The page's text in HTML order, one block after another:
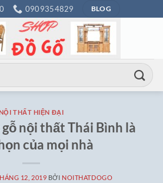
0909354829 BLOG
THẤT HIỆN ĐẠI
nội thất Thái Bình là
của mọi nhà
12, 2019 BỞI NOITHATDOGO